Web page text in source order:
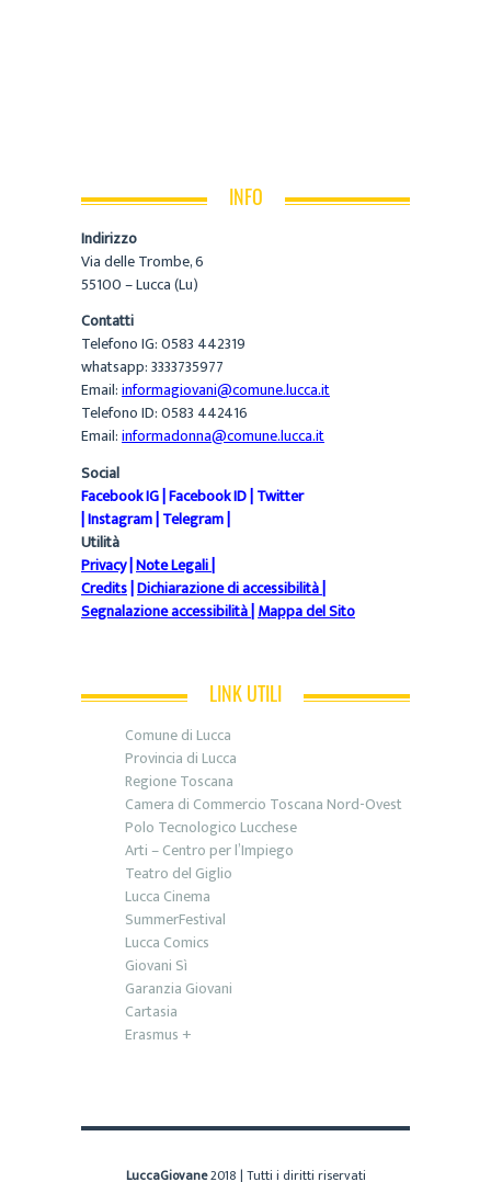
INFO
Indirizzo
Via delle Trombe, 6
55100 – Lucca (Lu)
Contatti
Telefono IG: 0583 442319
whatsapp: 3333735977
Email:informagiovani@comune.lucca.it
Telefono ID: 0583 442416
Email:informadonna@comune.lucca.it
Social
Facebook IG|Facebook ID|Twitter
|Instagram|Telegram|
Utilità
Privacy|Note Legali|
Credits|Dichiarazione di accessibilità|
Segnalazione accessibilità|Mappa del Sito
LINK UTILI
Comune di Lucca
Provincia di Lucca
Regione Toscana
Camera di Commercio Toscana Nord-Ovest
Polo Tecnologico Lucchese
Arti – Centro per l’Impiego
Teatro del Giglio
Lucca Cinema
SummerFestival
Lucca Comics
Giovani Sì
Garanzia Giovani
Cartasia
Erasmus +
LuccaGiovane2018 | Tutti i diritti riservati